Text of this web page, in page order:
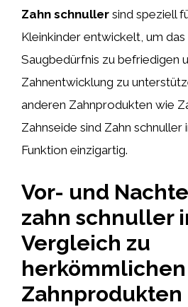
Zahn schnuller sind speziell
Kleinkinder entwickelt, um das
Saugbedürfnis zu befriedigen
Zahnentwicklung zu
anderen Zahnprodukten wie
Zahnseide sind Zahn schnuller
Funktion einzigartig.
Vor- und
zahn schnuller
Vergleich zu
herkömmlichen
Zahnprodukten